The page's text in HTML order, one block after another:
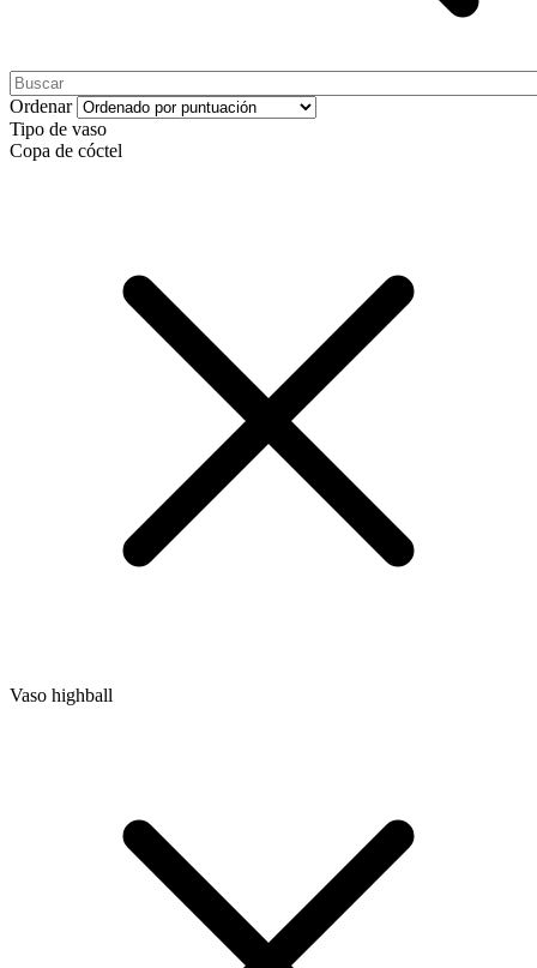
Ordenar
Tipo de vaso
Copa de cóctel
Vaso highball